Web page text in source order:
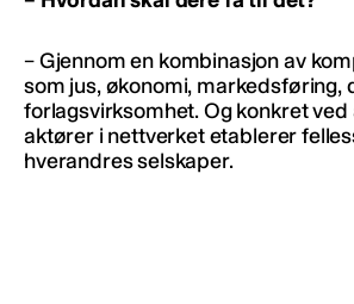
– Gjennom en kombinasjon av
som jus, økonomi, markedsføring,
forlagsvirksomhet. Og konkret
aktører i nettverket etablerer
hverandres selskaper.